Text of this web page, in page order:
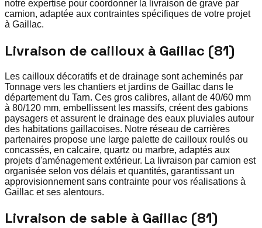
notre expertise pour coordonner la livraison de grave par
camion, adaptée aux contraintes spécifiques de votre projet
à Gaillac.
Livraison de cailloux à Gaillac (81)
Les cailloux décoratifs et de drainage sont acheminés par
Tonnage vers les chantiers et jardins de Gaillac dans le
département du Tarn. Ces gros calibres, allant de 40/60 mm
à 80/120 mm, embellissent les massifs, créent des gabions
paysagers et assurent le drainage des eaux pluviales autour
des habitations gaillacoises. Notre réseau de carrières
partenaires propose une large palette de cailloux roulés ou
concassés, en calcaire, quartz ou marbre, adaptés aux
projets d'aménagement extérieur. La livraison par camion est
organisée selon vos délais et quantités, garantissant un
approvisionnement sans contrainte pour vos réalisations à
Gaillac et ses alentours.
Livraison de sable à Gaillac (81)